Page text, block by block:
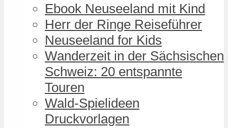
Ebook Neuseeland mit Kind
Herr der Ringe Reiseführer
Neuseeland for Kids
Wanderzeit in der Sächsischen
Schweiz: 20 entspannte
Touren
Wald-Spielideen
Druckvorlagen